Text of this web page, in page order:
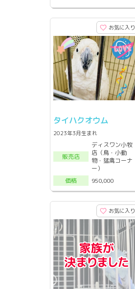
お気に入り
タイハクオウム
2023年3月生まれ
販売店
ディスワン小牧
店（鳥・小動
物・猛禽コーナ
ー）
価格
950,000
お気に入り